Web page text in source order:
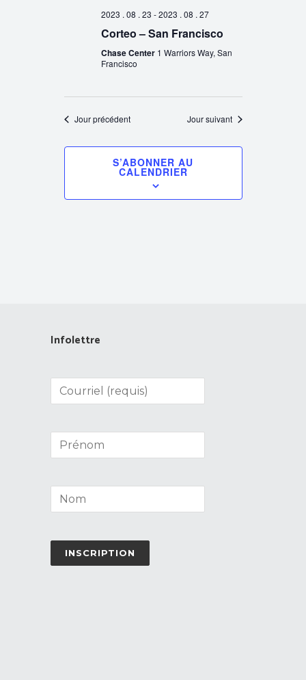
2023 . 08 . 23 -2023 . 08 . 27
Corteo – San Francisco
Chase Center 1 Warriors Way, San
Francisco
Jour précédent Jour suivant
S’ABONNER AU
CALENDRIER
Infolettre